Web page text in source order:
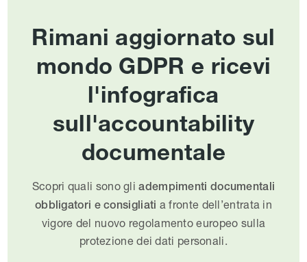
Rimani aggiornato sul
mondo GDPR e ricevi
l'infografica
sull'accountability
documentale
Scopri quali sono gliadempimenti documentali
obbligatori e consigliati a fronte dell’entrata in
vigore del nuovo regolamento europeo sulla
protezione dei dati personali.